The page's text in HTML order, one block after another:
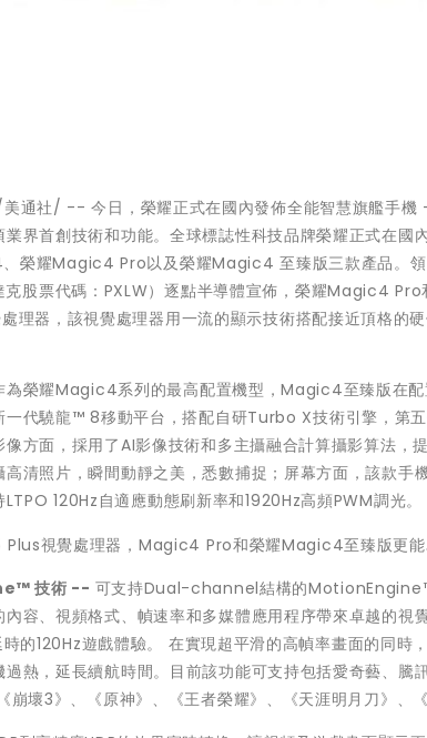
通社/ -- 今日，榮耀正式在國內發佈全能智慧旗艦手
業界首創技術和功能。全球標誌性科技品牌榮耀正式在
榮耀Magic4 Pro以及榮耀Magic4 至臻版三款產品。領
股票代碼：PXLW）逐點半導體宣佈，榮耀Magic4
理器，該視覺處理器用一流的顯示技術搭配接近頂格的
為榮耀Magic4系列的最高配置機型，Magic4至臻版在配
一代驍龍™ 8移動平台，搭配自研Turbo X技術引擎，第
方面，採用了AI影像技術和多主攝融合計算攝影算法，
清照片，瞬間動靜之美，悉數捕捉；屏幕方面，該款手
120Hz自適應動態刷新率和1920Hz高頻PWM調光。
視覺處理器，Magic4 Pro和榮耀Magic4至臻版更能
技術 -- 可支持Dual-channel結構的
容、視頻格式、幀速率和多媒體應用程序帶來卓越的視
的120Hz遊戲體驗。 在實現超平滑的高幀率畫面的同時
熱，延長續航時間。目前該功能可支持包括愛奇藝、騰
崩壞3》、《原神》、《王者榮耀》、《天涯明月刀》、